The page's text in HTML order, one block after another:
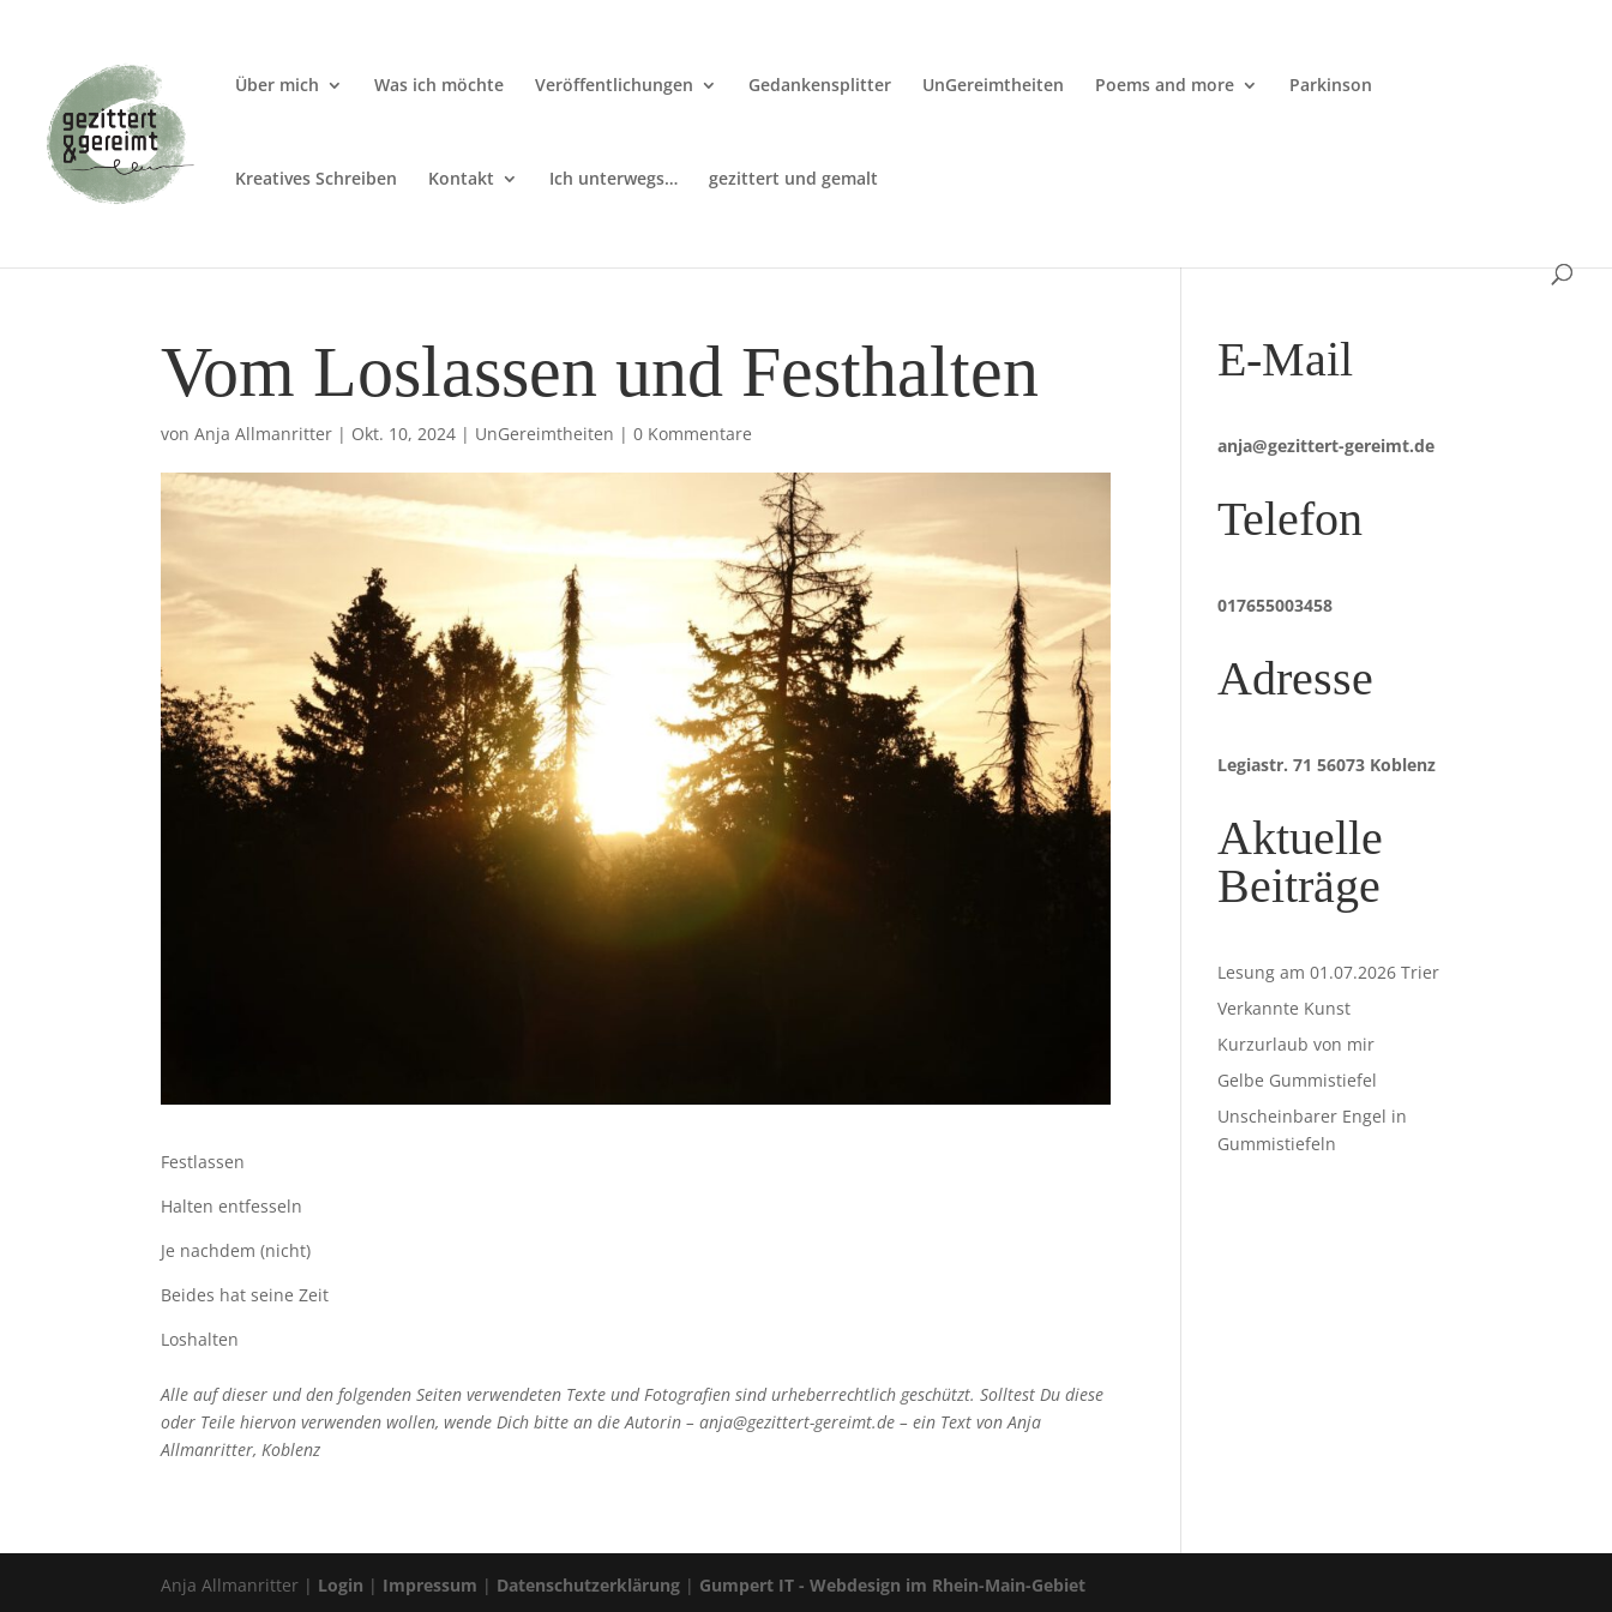
Über mich Was ich möchte Veröffentlichungen Gedankensplitter UnGereimtheiten Poems and more Parkinson
Kreatives Schreiben Kontakt Ich unterwegs… gezittert und gemalt
Vom Loslassen und Festhalten
vonAnja Allmanritter | Okt. 10, 2024 | UnGereimtheiten |0 Kommentare
Festlassen
Halten entfesseln
Je nachdem (nicht)
Beides hat seine Zeit
Loshalten
Alle auf dieser und den folgenden Seiten verwendeten Texte und Fotografien sind urheberrechtlich geschützt. Solltest Du diese
oder Teile hiervon verwenden wollen, wende Dich bitte an die Autorin – anja@gezittert-gereimt.de – ein Text von Anja
Allmanritter, Koblenz
E-Mail
anja@gezittert-gereimt.de
Telefon
017655003458
Adresse
Legiastr. 71 56073 Koblenz
Aktuelle
Beiträge
Lesung am 01.07.2026 Trier
Verkannte Kunst
Kurzurlaub von mir
Gelbe Gummistiefel
Unscheinbarer Engel in
Gummistiefeln
Anja Allmanritter | Login | Impressum | Datenschutzerklärung | Gumpert IT - Webdesign im Rhein-Main-Gebiet